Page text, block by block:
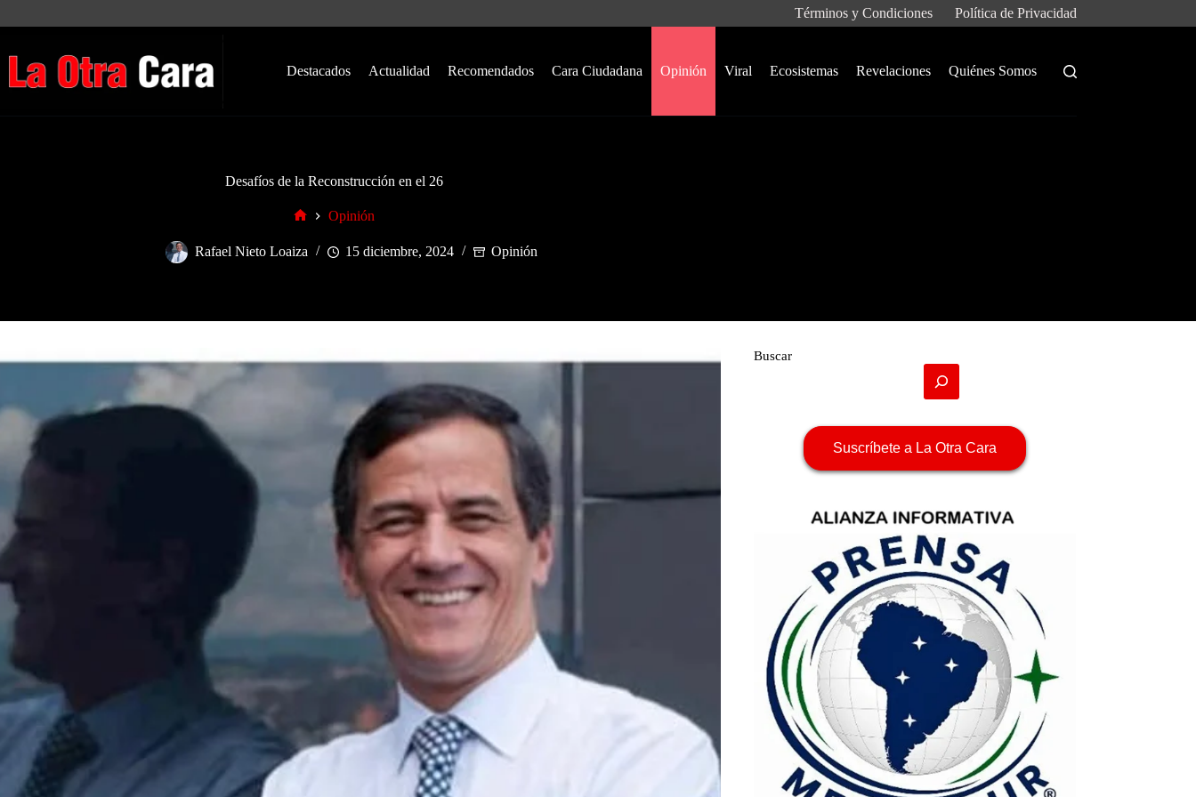
Términos y Condiciones Política de Privacidad
Destacados Actualidad Recomendados Cara Ciudadana Opinión Viral Ecosistemas Revelaciones Quiénes Somos
Desafíos de la Reconstrucción en el 26
Opinión
Rafael Nieto Loaiza 15 diciembre, 2024 Opinión
Buscar
Suscríbete a La Otra Cara